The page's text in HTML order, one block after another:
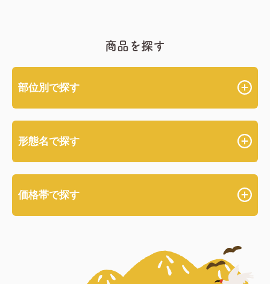
商品を探す
部位別で探す
形態名で探す
価格帯で探す